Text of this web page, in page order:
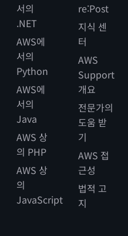
서의
.NET
AWS에
서의
Python
AWS에
서의
Java
AWS 상
의 PHP
AWS 상
의
JavaScript
re:Post
지식 센
터
AWS
Support
개요
전문가의
도움 받
기
AWS 접
근성
법적 고
지